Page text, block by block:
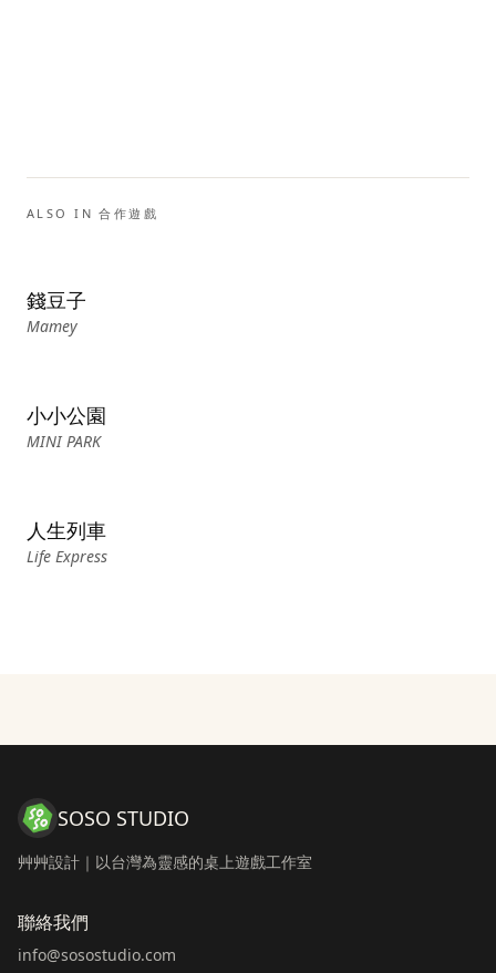
ALSO IN合作遊戲
錢豆子
Mamey
小小公園
MINI PARK
人生列車
Life Express
SOSO STUDIO
艸艸設計｜以台灣為靈感的桌上遊戲工作室
聯絡我們
info@sosostudio.com